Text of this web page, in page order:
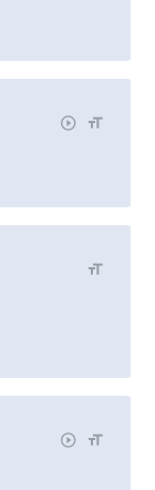
 

 